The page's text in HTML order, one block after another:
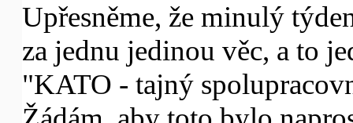
Upřesněme, že minulý
za jednu jedinou věc, a to
"KATO - tajný